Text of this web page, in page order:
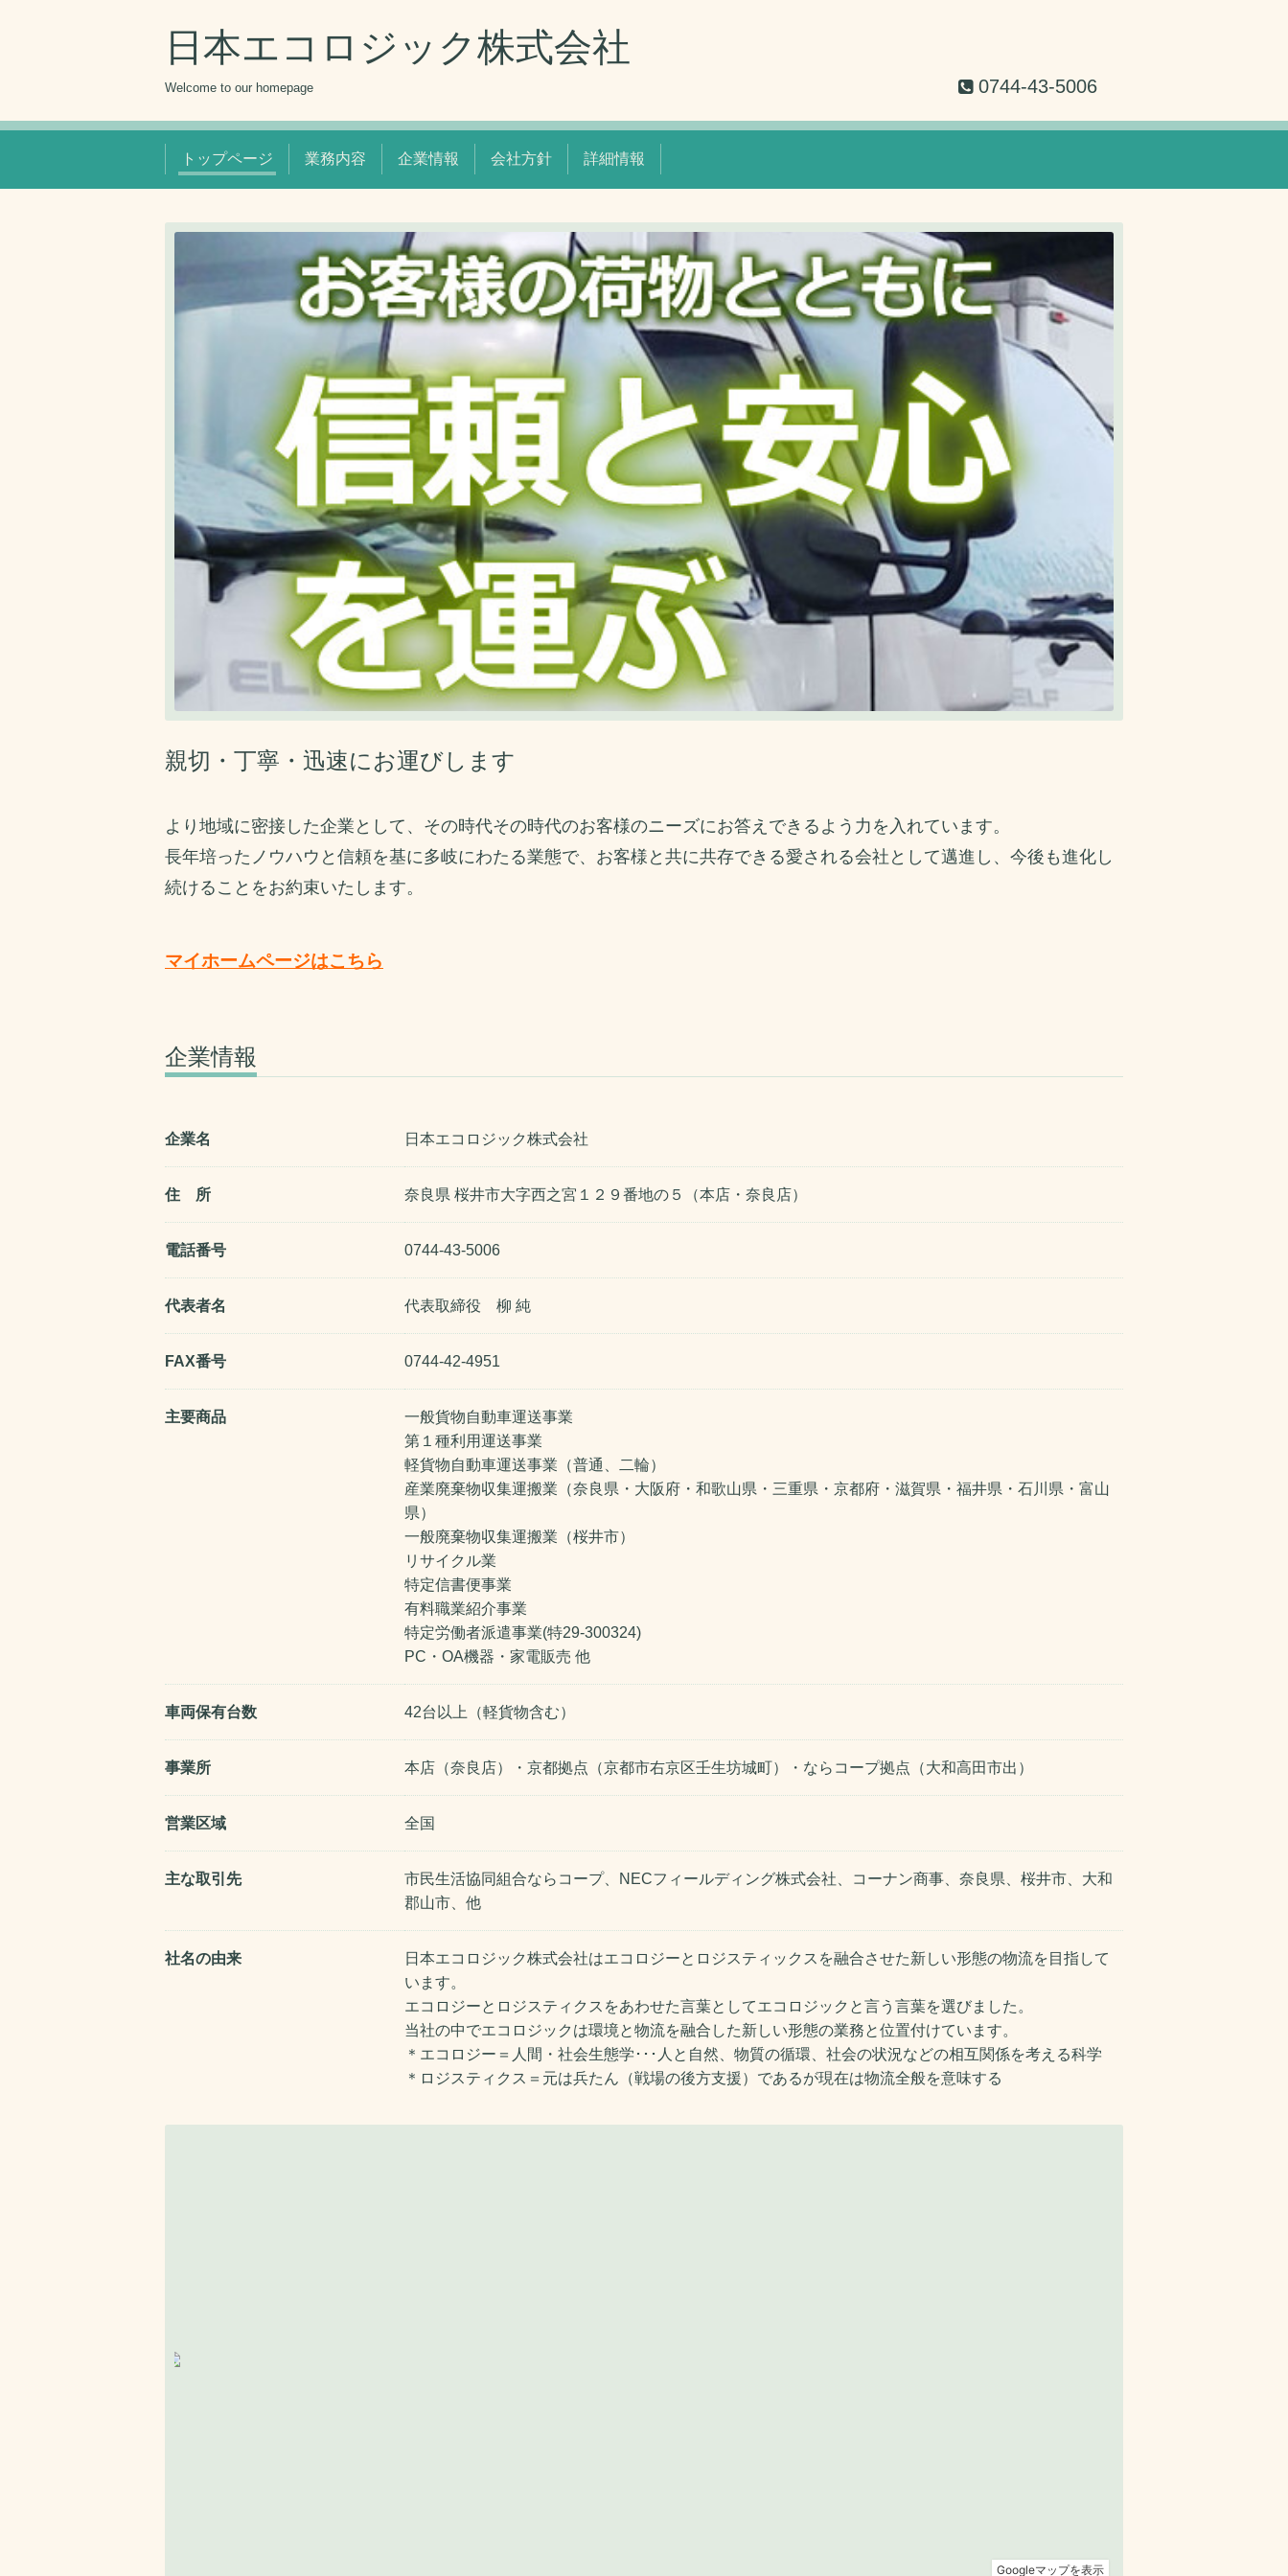
日本エコロジック株式会社
Welcome to our homepage 0744-43-5006
トップページ 業務内容 企業情報 会社方針 詳細情報
親切・丁寧・迅速にお運びします
より地域に密接した企業として、その時代その時代のお客様のニーズにお答えできるよう力を入れています。
長年培ったノウハウと信頼を基に多岐にわたる業態で、お客様と共に共存できる愛される会社として邁進し、今後も進化し
続けることをお約束いたします。
マイホームページはこちら
企業情報
企業名 日本エコロジック株式会社
住 所 奈良県 桜井市大字西之宮１２９番地の５（本店・奈良店）
電話番号 0744-43-5006
代表者名 代表取締役 柳 純
FAX番号 0744-42-4951
主要商品
一般貨物自動車運送事業
第１種利用運送事業
軽貨物自動車運送事業（普通、二輪）
産業廃棄物収集運搬業（奈良県・大阪府・和歌山県・三重県・京都府・滋賀県・福井県・石川県・富山
県）
一般廃棄物収集運搬業（桜井市）
リサイクル業
特定信書便事業
有料職業紹介事業
特定労働者派遣事業(特29-300324)
PC・OA機器・家電販売 他
車両保有台数 42台以上（軽貨物含む）
事業所 本店（奈良店）・京都拠点（京都市右京区壬生坊城町）・ならコープ拠点（大和高田市出）
営業区域 全国
主な取引先
市民生活協同組合ならコープ、NECフィールディング株式会社、コーナン商事、奈良県、桜井市、大和
郡山市、他
社名の由来
日本エコロジック株式会社はエコロジーとロジスティックスを融合させた新しい形態の物流を目指して
います。
エコロジーとロジスティクスをあわせた言葉としてエコロジックと言う言葉を選びました。
当社の中でエコロジックは環境と物流を融合した新しい形態の業務と位置付けています。
＊エコロジー＝人間・社会生態学･･･人と自然、物質の循環、社会の状況などの相互関係を考える科学
＊ロジスティクス＝元は兵たん（戦場の後方支援）であるが現在は物流全般を意味する